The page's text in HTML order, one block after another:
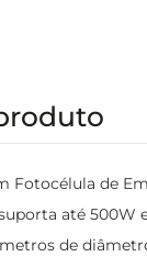
Fotocélula de
até 500W
de